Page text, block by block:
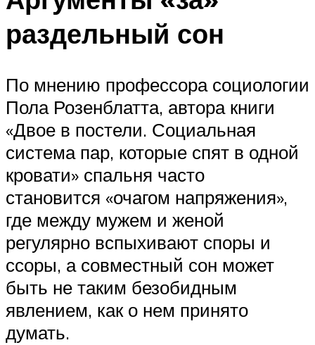
раздельный сон
По мнению профессора социологии
Пола Розенблатта, автора книги
«Двое в постели. Социальная
система пар, которые спят в одной
кровати» спальня часто
становится «очагом напряжения»,
где между мужем и женой
регулярно вспыхивают споры и
ссоры, а совместный сон может
быть не таким безобидным
явлением, как о нем принято
думать.